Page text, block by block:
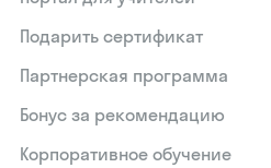
Подарить сертификат
Партнерская программа
Бонус за рекомендацию
Корпоративное обучение